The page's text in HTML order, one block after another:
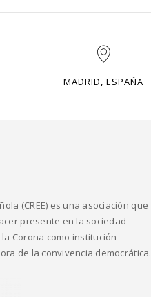
MADRID, ESPAÑA
(CREE) es una asociación que
presente en la sociedad
Corona como institución
de la convivencia democrática.